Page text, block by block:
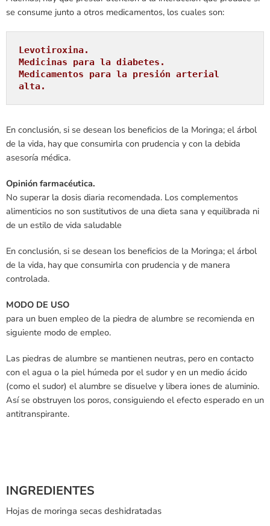
se consume junto a otros medicamentos, los cuales son:
Levotiroxina.
Medicinas para la diabetes.
Medicamentos para la presión arterial
alta.
En conclusión, si se desean los beneficios de la Moringa; el árbol
de la vida, hay que consumirla con prudencia y con la debida
asesoría médica.
Opinión farmacéutica.
No superar la dosis diaria recomendada. Los complementos
alimenticios no son sustitutivos de una dieta sana y equilibrada ni
de un estilo de vida saludable
En conclusión, si se desean los beneficios de la Moringa; el árbol
de la vida, hay que consumirla con prudencia y de manera
controlada.
MODO DE USO
para un buen empleo de la piedra de alumbre se recomienda en
siguiente modo de empleo.
Las piedras de alumbre se mantienen neutras, pero en contacto
con el agua o la piel húmeda por el sudor y en un medio ácido
(como el sudor) el alumbre se disuelve y libera iones de aluminio.
Así se obstruyen los poros, consiguiendo el efecto esperado en un
antitranspirante.
INGREDIENTES
Hojas de moringa secas deshidratadas